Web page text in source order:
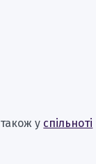
у спільноті